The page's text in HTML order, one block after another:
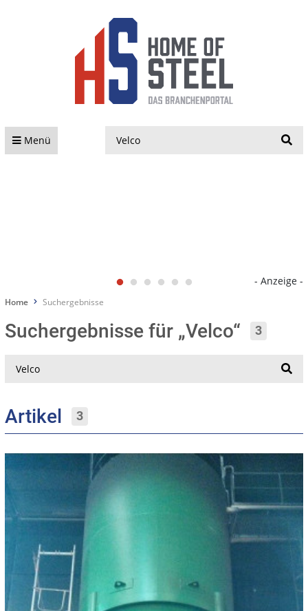
Menü
- Anzeige -
Home Suchergebnisse
Suchergebnisse für „Velco“ 3
Artikel 3